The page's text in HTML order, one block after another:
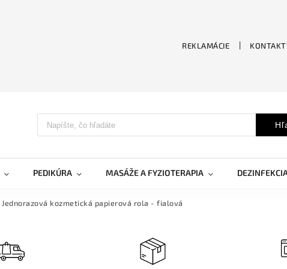
REKLAMÁCIE
PEDIKÚRA MASÁŽE A FYZIOTERAPIA
Jednorazová kozmetická papierová rola - fialová